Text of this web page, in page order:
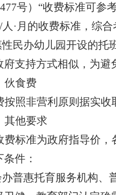
号） “收费标准可参
/人·月的收费标准， 综合
民办幼儿园开设的托
府支持方式相似 ，为
伙食费
按照非营利原则据实收
其他要求
费标准为政府指导价
件：
普惠托育服务机构、